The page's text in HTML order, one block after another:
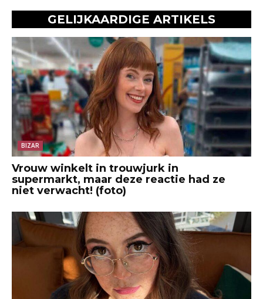
GELIJKAARDIGE ARTIKELS
BIZAR
Vrouw winkelt in trouwjurk in
supermarkt, maar deze reactie had ze
niet verwacht! (foto)